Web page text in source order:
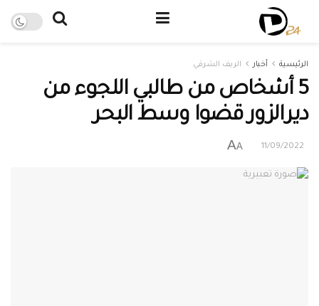
الرئيسية أخبار الريف الشرقي
5 أشخاص من طالبي اللجوء من
ديرالزور قضوا وسط البحر
11/09/2022
A
A